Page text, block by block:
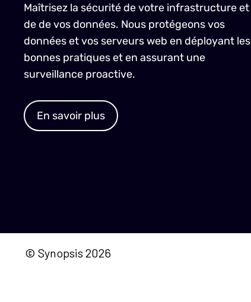
Maîtrisez la sécurité de votre infrastructure et
de de vos données. Nous protégeons vos
données et vos serveurs web en déployant les
bonnes pratiques et en assurant une
surveillance proactive.
En savoir plus
© Synopsis 2026